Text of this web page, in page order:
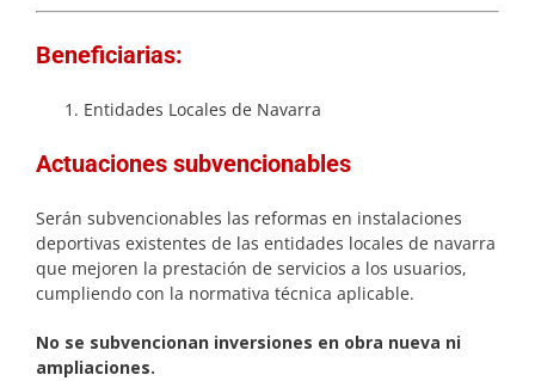
Beneficiarias:
Entidades Locales de Navarra
Actuaciones subvencionables
Serán subvencionables las reformas en instalaciones
deportivas existentes de las entidades locales de navarra
que mejoren la prestación de servicios a los usuarios,
cumpliendo con la normativa técnica aplicable.
No se subvencionan inversiones en obra nueva ni
ampliaciones.